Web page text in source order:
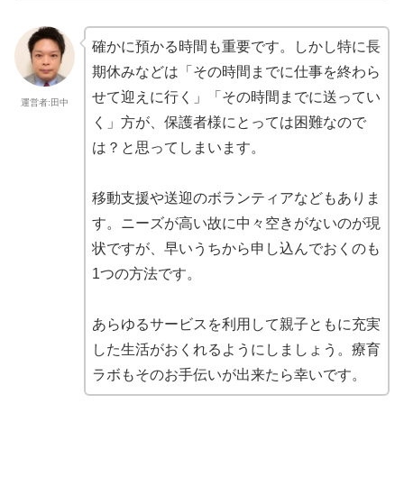
運営者:田中
確かに預かる時間も重要です。しかし特に長
期休みなどは「その時間までに仕事を終わら
せて迎えに行く」「その時間までに送ってい
く」方が、保護者様にとっては困難なので
は？と思ってしまいます。
移動支援や送迎のボランティアなどもありま
す。ニーズが高い故に中々空きがないのが現
状ですが、早いうちから申し込んでおくのも
1つの方法です。
あらゆるサービスを利用して親子ともに充実
した生活がおくれるようにしましょう。療育
ラボもそのお手伝いが出来たら幸いです。